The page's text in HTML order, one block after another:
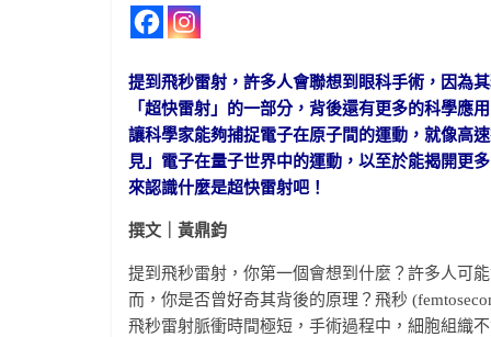
提到飛秒雷射，許多人會聯想到眼科手術，因為
「超快雷射」的一部分，背後還有更多的科學應
讓科學家能夠捕捉電子在原子間的運動，就像高
見」電子在量子世界中的運動，以至於能揭開更
來認識什麼是超快雷射吧！
撰文｜黃鼎鈞
提到飛秒雷射，你第一個會想到什麼？許多人可
而，你是否曾好奇其背後的原理？飛秒
飛秒雷射脈衝時間極短，手術過程中，細胞組織